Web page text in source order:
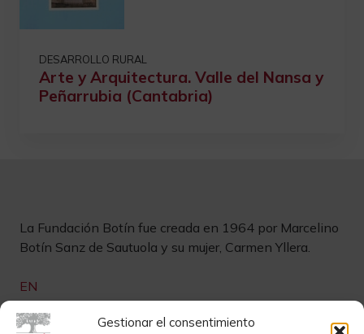
Gestionar el consentimiento
DESARROLLO RURAL
Arte y Arquitectura. Valle del Nansa y
Peñarrubia (Cantabria)
La Fundación Botín fue creada en 1964 por Marcelino
Botín Sanz de Sautuola y su mujer, Carmen Yllera.
EN
Links de interés